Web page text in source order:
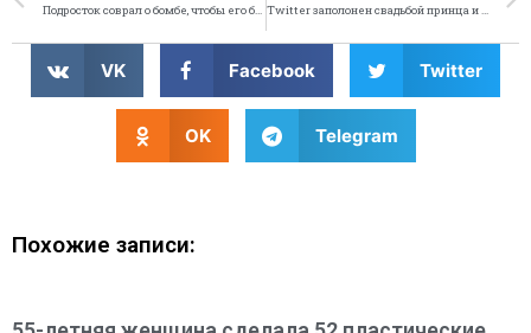
Подросток соврал о бомбе, чтобы его брат раньше ушёл с работы Twitter заполонен свадьбой принца и Кейт Миддлтон
VK Facebook Twitter
OK Telegram
Похожие записи: